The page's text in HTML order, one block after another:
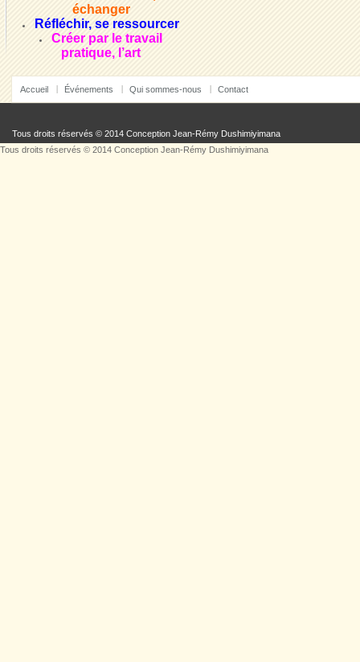
échanger
Réfléchir, se ressourcer
Créer par le travail
pratique, l’art
Accueil Événements Qui sommes-nous Contact
Tous droits réservés © 2014 Conception Jean-Rémy Dushimiyimana
Tous droits réservés © 2014 Conception Jean-Rémy Dushimiyimana